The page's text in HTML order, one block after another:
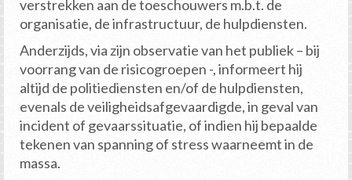
verstrekken aan de toeschouwers m.b.t. de
organisatie, de infrastructuur, de hulpdiensten.
Anderzijds, via zijn observatie van het publiek – bij
voorrang van de risicogroepen -, informeert hij
altijd de politiediensten en/of de hulpdiensten,
evenals de veiligheidsafgevaardigde, in geval van
incident of gevaarssituatie, of indien hij bepaalde
tekenen van spanning of stress waarneemt in de
massa.